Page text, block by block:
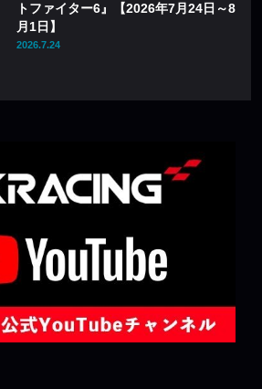
トファイター6』【2026年7月24日～8
月1日】
2026.7.24